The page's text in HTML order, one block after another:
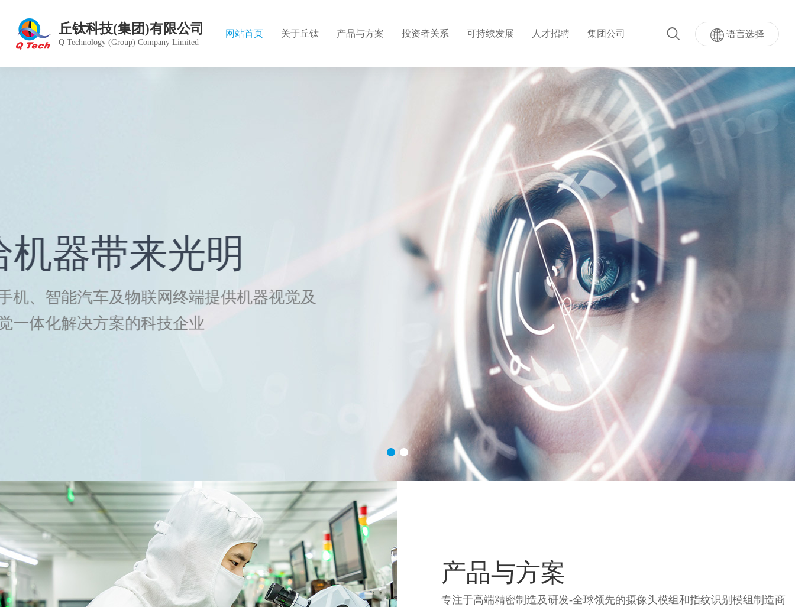
丘钛科技(集团)有限公司
Q Technology (Group) Company Limited
网站首页 关于丘钛 产品与方案 投资者关系 可持续发展 人才招聘 集团公司 语言选择
触控板 超级AI按键
带手势识别音量按键模... 超声波指纹贴屏模组
超声波指纹模组
给机器带来光明
为智能手机、智能汽车及物联网终端提供机器视觉及
人眼视觉一体化解决方案的科技企业
产品与方案
专注于高端精密制造及研发-全球领先的摄像头模组和指纹识别模组制造商